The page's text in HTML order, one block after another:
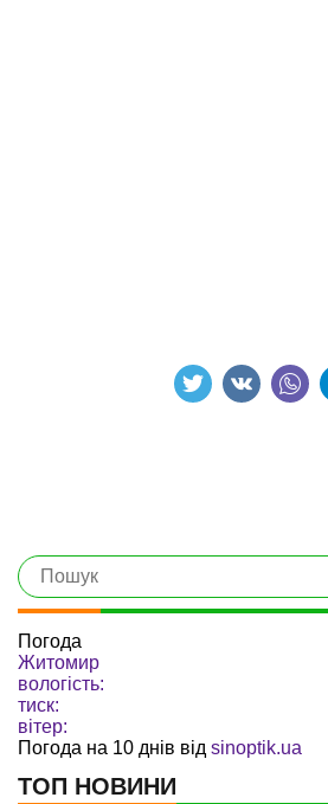
Погода
Житомир
вологість:
тиск:
вітер:
Погода на 10 днів від sinoptik.ua
ТОП НОВИНИ